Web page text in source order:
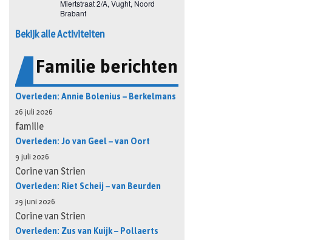
Bekijk alle Activiteiten
Familie berichten
Overleden: Annie Bolenius – Berkelmans
26 juli 2026
familie
Overleden: Jo van Geel – van Oort
9 juli 2026
Corine van Strien
Overleden: Riet Scheij – van Beurden
29 juni 2026
Corine van Strien
Overleden: Zus van Kuijk – Pollaerts